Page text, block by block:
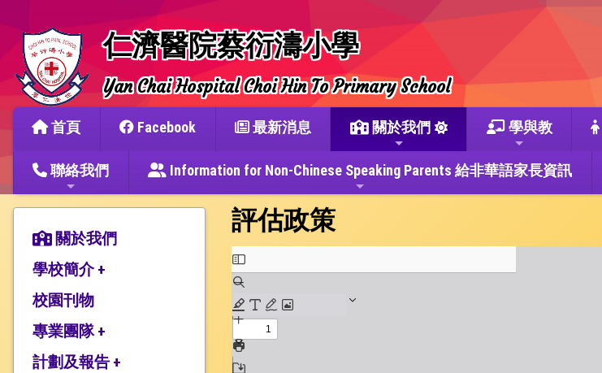
仁濟醫院蔡衍濤小學
Yan Chai Hospital Choi Hin To Primary School
首頁 Facebook 最新消息 關於我們 學與教
聯絡我們 Information for Non-Chinese Speaking Parents 給非華語家長資訊
關於我們
學校簡介 +
辦學宗旨與簡史
仁濟教育簡介
本校捐建人介紹
校園刊物
專業團隊 +
教師團隊
計劃及報告 +
評估政策